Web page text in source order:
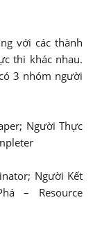
với các thành
thi khác nhau.
3 nhóm người
Người Thực
Người Kết
– Resource